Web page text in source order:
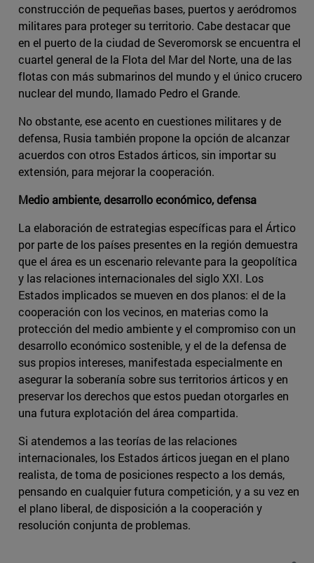
construcción de pequeñas bases, puertos y aeródromos
militares para proteger su territorio. Cabe destacar que
en el puerto de la ciudad de Severomorsk se encuentra el
cuartel general de la Flota del Mar del Norte, una de las
flotas con más submarinos del mundo y el único crucero
nuclear del mundo, llamado Pedro el Grande.
No obstante, ese acento en cuestiones militares y de
defensa, Rusia también propone la opción de alcanzar
acuerdos con otros Estados árticos, sin importar su
extensión, para mejorar la cooperación.
Medio ambiente, desarrollo económico, defensa
La elaboración de estrategias específicas para el Ártico
por parte de los países presentes en la región demuestra
que el área es un escenario relevante para la geopolítica
y las relaciones internacionales del siglo XXI. Los
Estados implicados se mueven en dos planos: el de la
cooperación con los vecinos, en materias como la
protección del medio ambiente y el compromiso con un
desarrollo económico sostenible, y el de la defensa de
sus propios intereses, manifestada especialmente en
asegurar la soberanía sobre sus territorios árticos y en
preservar los derechos que estos puedan otorgarles en
una futura explotación del área compartida.
Si atendemos a las teorías de las relaciones
internacionales, los Estados árticos juegan en el plano
realista, de toma de posiciones respecto a los demás,
pensando en cualquier futura competición, y a su vez en
el plano liberal, de disposición a la cooperación y
resolución conjunta de problemas.